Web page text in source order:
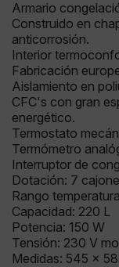
Armario
Construido en
anticorrosión.
Interior
Fabricación
Aislamiento en
CFC's con gran
energético.
Termostato
Termómetro
Interruptor de
Dotación: 7
Rango
Capacidad: 220 L
Potencia: 150 W
Tensión: 230 V
Medidas: 545 x